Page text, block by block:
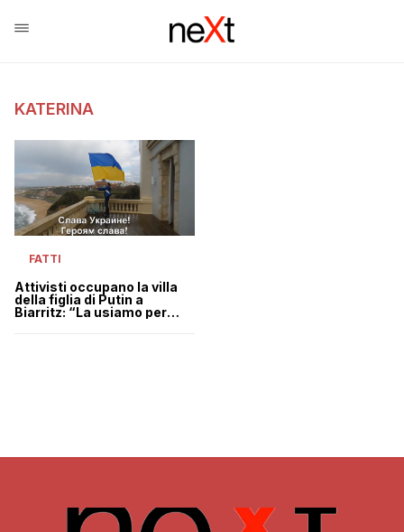
KATERINA
FATTI
Attivisti occupano la villa
della figlia di Putin a
Biarritz: “La usiamo per